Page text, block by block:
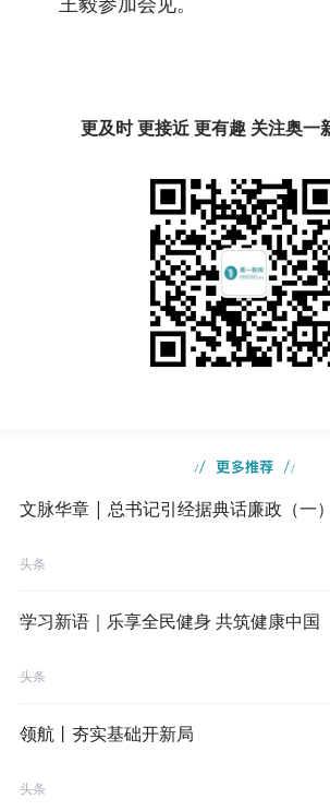
王毅参加会见。
更及时 更接近 更有趣 关注奥一
文脉华章 | 总书记引经据典话廉政（一）
头条
学习新语｜乐享全民健身 共筑健康中国
头条
领航丨夯实基础开新局
头条